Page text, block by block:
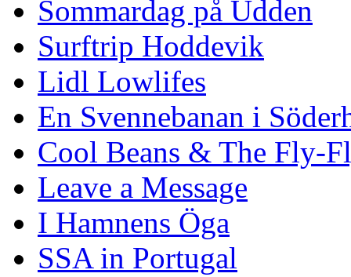
Sommardag på Udden
Surftrip Hoddevik
Lidl Lowlifes
En Svennebanan i
Cool Beans & The Fly-
Leave a Message
I Hamnens Öga
SSA in Portugal